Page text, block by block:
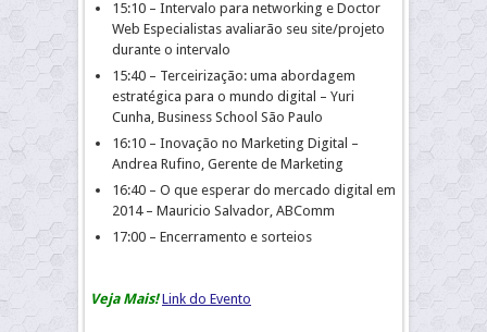
15:10 – Intervalo para networking e Doctor
Web Especialistas avaliarão seu site/projeto
durante o intervalo
15:40 – Terceirização: uma abordagem
estratégica para o mundo digital – Yuri
Cunha, Business School São Paulo
16:10 – Inovação no Marketing Digital –
Andrea Rufino, Gerente de Marketing
16:40 – O que esperar do mercado digital em
2014 – Mauricio Salvador, ABComm
17:00 – Encerramento e sorteios
Veja Mais!Link do Evento